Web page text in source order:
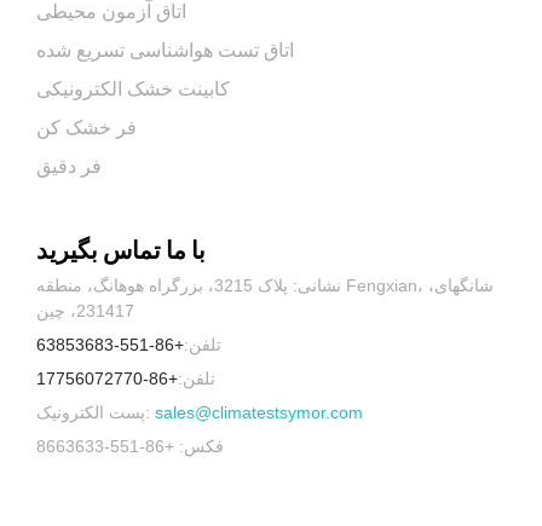
اتاق آزمون محیطی
اتاق تست هواشناسی تسریع شده
کابینت خشک الکترونیکی
فر خشک کن
فر دقیق
با ما تماس بگیرید
نشانی: پلاک 3215، بزرگراه هوهانگ، منطقه Fengxian، شانگهای،
231417، چین
تلفن:+86-551-63853683
تلفن:+86-17756072770
پست الکترونیک: sales@climatestsymor.com
فکس: +86-551-8663633